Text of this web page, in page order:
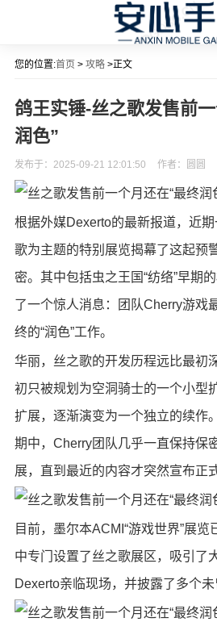
您的位置:首页 > 攻略>正文
鸽王实锤-丝之歌发售前
润色”
发布于：2025-09-21 12:01:50 作者：圆圆
根据外媒Dexerto的最新报道，近
歌为主题的特别展览揭幕了这起预
密。其中包括虫之王国“纺络”早期
了一个惊人消息：团队Cherry游戏
终的“润色”工作。
华丽，丝之歌的开发历程远比最初
初只被规划为空洞骑士的一个小型
扩展，逐渐演变为一个独立的续作
期中，Cherry团队几乎一直保持保
展，直到最近的内容才突然宣布正
目前，墨尔本ACMI“游戏世界”展
中专门设置了丝之歌展区，吸引了
Dexerto亲临现场，并披露了多个未